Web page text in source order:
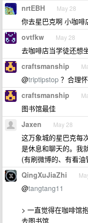
nrtEBH May 28
你去星巴克啊 小咖啡
ovtfkw May 28
去咖啡店当学徒还想
craftsmanship
@triptipstop ？合理
craftsmanship
图书馆最佳
Jaxen May 28
这万象城的星巴克每
是休息和聊天的。我
(有刷微博的、有看油
QingXuJiaZhi
@tangtang11
> 一直觉得在咖啡馆
去图书馆